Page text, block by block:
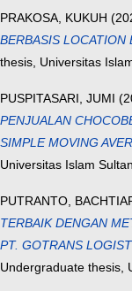
PRAKOSA, KUKUH
BERBASIS LOCATION
thesis, Universitas
PUSPITASARI, JUMI
PENJUALAN
SIMPLE MOVING
Universitas Islam
PUTRANTO,
TERBAIK DENGAN
PT. GOTRANS
Undergraduate thesis,